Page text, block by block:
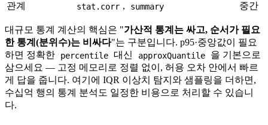
관계
stat.corr , summary 중간
대규모 통계 계산의 핵심은 "가산적 통계는 싸고, 순서가 필요
한 통계(분위수)는 비싸다"는 구분입니다. p95·중앙값이 필요
하면 정확한
percentile 대신 approxQuantile
을 기본으로
삼으세요 — 고정 메모리로 정렬 없이, 허용 오차 안에서 빠르
게 답을 줍니다. 여기에 IQR 이상치 탐지와 샘플링을 더하면,
수십억 행의 통계 분석도 일정한 비용으로 처리할 수 있습니
다.